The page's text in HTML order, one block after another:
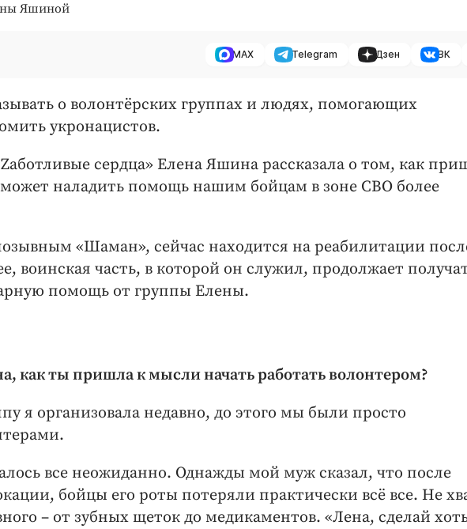
Яшиной
MAX Telegram Дзен ВК
о волонтёрских группах и людях, помогающих
укронацистов.
сердца» Елена Яшина рассказала о том, как
наладить помощь нашим бойцам в зоне СВО более
«Шаман», сейчас находится на реабилитации
воинская часть, в которой он служил, продолжает
помощь от группы Елены.
как ты пришла к мысли начать работать волонтером?
я организовала недавно, до этого мы были просто
все неожиданно. Однажды мой муж сказал, что после
бойцы его роты потеряли практически всё все. Не
– от зубных щеток до медикаментов. «Лена, сделай